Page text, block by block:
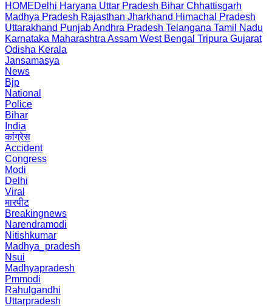
HOMEDelhi Haryana Uttar Pradesh Bihar Chhattisgarh
Madhya Pradesh Rajasthan Jharkhand Himachal Pradesh
Uttarakhand PunjabAndhra Pradesh Telangana Tamil Nadu
Karnataka Maharashtra Assam West Bengal Tripura Gujarat
Odisha Kerala
Jansamasya
News
Bjp
National
Police
Bihar
India
कांग्रेस
Accident
Congress
Modi
Delhi
Viral
मारपीट
Breakingnews
Narendramodi
Nitishkumar
Madhya_pradesh
Nsui
Madhyapradesh
Pmmodi
Rahulgandhi
Uttarpradesh